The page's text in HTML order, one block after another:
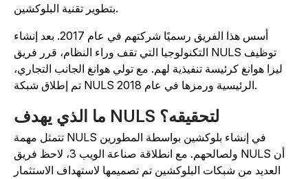
أسس هذا الفريق رسميًا شركتهم في عام 2017. بعد إنشاء
التكنولوجيا التي تقف وراء النظام، قرر فريق NULS توظيف
ليزا هوانغ كرئيسة تنفيذية لهم. مع تولي هوانغ الجانب التجاري،
ما الذي يهدف NULS لتحقيقه؟
تتمثل مهمة NULS في إنشاء بلوكشين بواسطة المطورين
ولصالحهم. مع انطلاقة صناعة الويب 3، لاحظ فريق NULS أن
العديد من شبكات البلوكشين تم تصميمها لاستهداف الاستثمار